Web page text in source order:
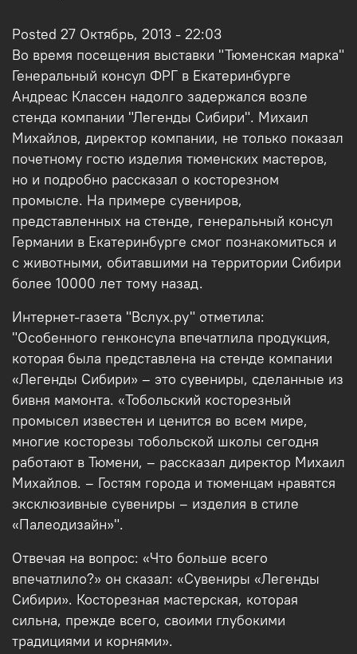
Posted 27 Октябрь, 2013 - 22:03
Во время посещения выставки "Тюменская марка"
Генеральный консул ФРГ в Екатеринбурге
Андреас Классен надолго задержался возле
стенда компании "Легенды Сибири". Михаил
Михайлов, директор компании, не только показал
почетному гостю изделия тюменских мастеров,
но и подробно рассказал о косторезном
промысле. На примере сувениров,
представленных на стенде, генеральный консул
Германии в Екатеринбурге смог познакомиться и
с животными, обитавшими на территории Сибири
более 10000 лет тому назад.
Интернет-газета "Вслух.ру" отметила:
"Особенного генконсула впечатлила продукция,
которая была представлена на стенде компании
«Легенды Сибири» – это сувениры, сделанные из
бивня мамонта. «Тобольский косторезный
промысел известен и ценится во всем мире,
многие косторезы тобольской школы сегодня
работают в Тюмени, – рассказал директор Михаил
Михайлов. – Гостям города и тюменцам нравятся
эксклюзивные сувениры – изделия в стиле
«Палеодизайн»".
Отвечая на вопрос: «Что больше всего
впечатлило?» он сказал: «Сувениры «Легенды
Сибири». Косторезная мастерская, которая
сильна, прежде всего, своими глубокими
традициями и корнями».